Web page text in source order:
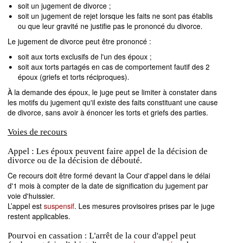
soit un jugement de divorce ;
soit un jugement de rejet lorsque les faits ne sont pas établis
ou que leur gravité ne justifie pas le prononcé du divorce.
Le jugement de divorce peut être prononcé :
soit aux torts exclusifs de l'un des époux ;
soit aux torts partagés en cas de comportement fautif des 2
époux (griefs et torts réciproques).
À la demande des époux, le juge peut se limiter à constater dans
les motifs du jugement qu'il existe des faits constituant une cause
de divorce, sans avoir à énoncer les torts et griefs des parties.
Voies de recours
Appel : Les époux peuvent faire appel de la décision de
divorce ou de la décision de débouté.
Ce recours doit être formé devant la Cour d'appel dans le délai
d'1 mois à compter de la date de signification du jugement par
voie d'huissier.
L’appel est suspensif. Les mesures provisoires prises par le juge
restent applicables.
Pourvoi en cassation : L'arrêt de la cour d'appel peut